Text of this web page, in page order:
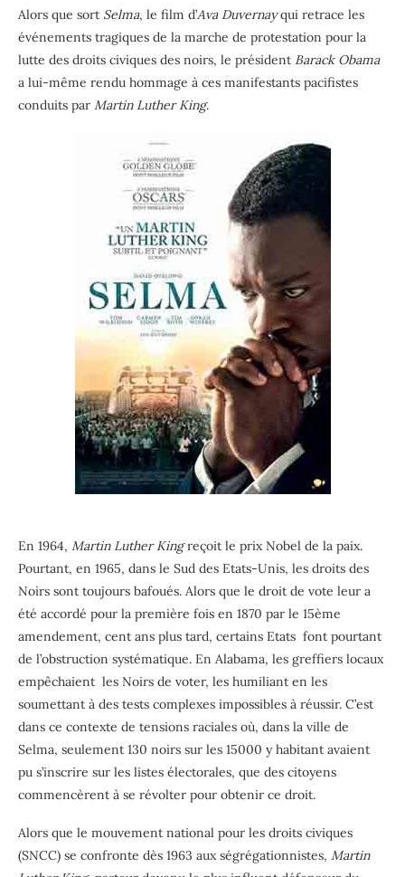
Alors que sort Selma, le film d’Ava Duvernayqui retrace les
événements tragiques de la marche de protestation pour la
lutte des droits civiques des noirs, le président Barack Obama
a lui-même rendu hommage à ces manifestants pacifistes
conduits par Martin Luther King.
En 1964, Martin Luther Kingreçoit le prix Nobel de la paix.
Pourtant, en 1965, dans le Sud des Etats-Unis, les droits des
Noirs sont toujours bafoués. Alors que le droit de vote leur a
été accordé pour la première fois en 1870 par le 15ème
amendement, cent ans plus tard, certains Etats font pourtant
de l’obstruction systématique. En Alabama, les greffiers locaux
empêchaient les Noirs de voter, les humiliant en les
soumettant à des tests complexes impossibles à réussir. C’est
dans ce contexte de tensions raciales où, dans la ville de
Selma, seulement 130 noirs sur les 15000 y habitant avaient
pu s’inscrire sur les listes électorales, que des citoyens
commencèrent à se révolter pour obtenir ce droit.
Alors que le mouvement national pour les droits civiques
(SNCC) se confronte dès 1963 aux ségrégationnistes, Martin